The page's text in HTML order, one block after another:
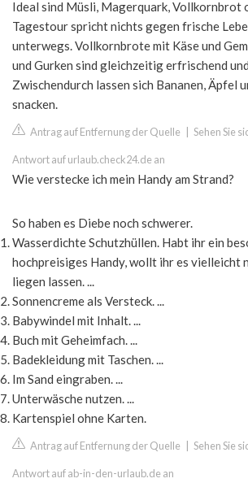
Ideal sind Müsli, Magerquark, Vollkornbrot
Tagestour spricht nichts gegen frische
unterwegs. Vollkornbrote mit Käse und
und Gurken sind gleichzeitig erfrischend
Zwischendurch lassen sich Bananen, Äpfel
snacken.
Antrag auf Entfernung der Quelle Sehen Sie
Antwort auf urlaub.check24.de an
Wie verstecke ich mein Handy am Strand?
So haben es Diebe noch schwerer.
Wasserdichte Schutzhüllen. Habt ihr ein
hochpreisiges Handy, wollt ihr es vielleicht
liegen lassen. ...
Sonnencreme als Versteck. ...
Babywindel mit Inhalt. ...
Buch mit Geheimfach. ...
Badekleidung mit Taschen. ...
Im Sand eingraben. ...
Unterwäsche nutzen. ...
Kartenspiel ohne Karten.
Antrag auf Entfernung der Quelle Sehen Sie
Antwort auf ab-in-den-urlaub.de an